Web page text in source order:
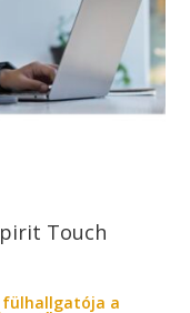
Touch
fülhallgatója a